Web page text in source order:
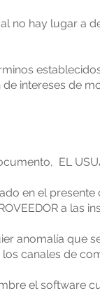
no hay lugar a
intereses de
EL
en el
a las
anomalía que
canales de
el software